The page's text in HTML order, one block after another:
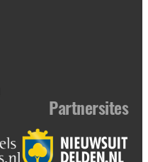
Partnersites